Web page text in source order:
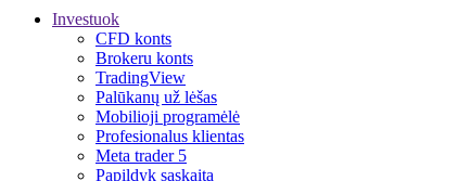
Investuok
CFD konts
Brokeru konts
TradingView
Palūkanų už lėšas
Mobilioji programėlė
Profesionalus klientas
Meta trader 5
Papildyk sąskaitą